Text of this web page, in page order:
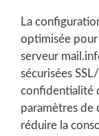
La
optimisée pour
serveur
sécurisées
confidentialité
paramètres de
réduire la